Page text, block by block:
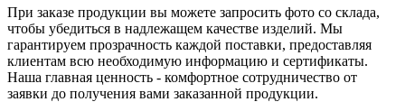
При заказе продукции вы можете запросить фото со склада,
чтобы убедиться в надлежащем качестве изделий. Мы
гарантируем прозрачность каждой поставки, предоставляя
клиентам всю необходимую информацию и сертификаты.
Наша главная ценность - комфортное сотрудничество от
заявки до получения вами заказанной продукции.